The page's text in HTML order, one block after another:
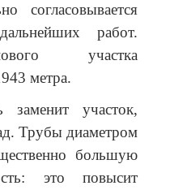
согласовывается
работ.
участка
метра.
заменит участок,
Трубы диаметром
большую
это повысит